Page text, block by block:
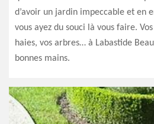
d’avoir un jardin impeccable et en
vous ayez du souci là vous faire.
haies, vos arbres… à Labastide
bonnes mains.